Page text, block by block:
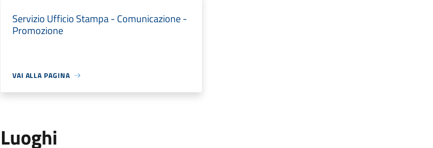
Servizio Ufficio Stampa - Comunicazione -
Promozione
VAI ALLA PAGINA
Luoghi